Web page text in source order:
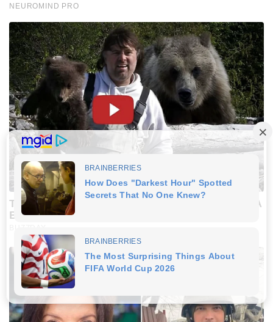
NEUROMIND PRO
This Is What A Bear Did To The Man Who Saved A
Bear Cub